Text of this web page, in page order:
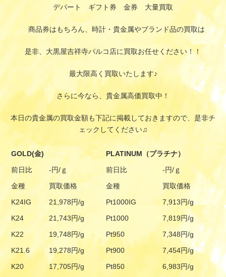
デパート ギフト券 金券 大量買取
商品券はもちろん、時計・貴金属やブランド品の買取は
是非、大黒屋吉祥寺パルコ店に買取お任せください！！
最大限高く買取いたします♪
さらに今なら、貴金属高価買取中！
本日の貴金属の買取金額も下記に掲載しておきますので、是非チ
ェックしてください♫
GOLD(金)
PLATINUM（プラチナ）
前日比
-円/ｇ 前日比
-円/ｇ
金種
買取価格 金種
買取価格
K24IG
21,978円/g Pt1000IG
7,913円/g
K24
21,743円/g Pt1000
7,819円/g
K22
19,748円/g Pt950
7,348円/g
K21.6
19,278円/g Pt900
7,454円/g
K20
17,705円/g Pt850
6,983円/g